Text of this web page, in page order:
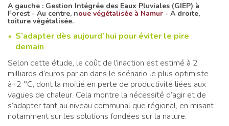
A gauche : Gestion Intégrée des Eaux Pluviales (GIEP) à
Forest - Au centre, noue végétalisée à Namur - A droite,
toiture végétalisée.
S’adapter dès aujourd’hui pour éviter le pire
demain
Selon cette étude, le coût de l’inaction est estimé à 2
milliards d’euros par an dans le scénario le plus optimiste
à+2 °C, dont la moitié en perte de productivité liées aux
vagues de chaleur. Cela montre la nécessité d’agir et de
s’adapter tant au niveau communal que régional, en misant
notamment sur les solutions fondées sur la nature.